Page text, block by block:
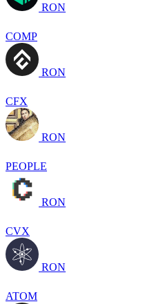
RON
COMP
RON
CFX
RON
PEOPLE
RON
CVX
RON
ATOM